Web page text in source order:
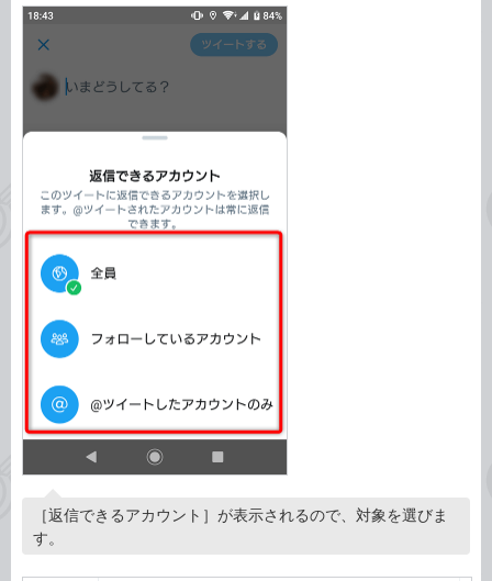
［返信できるアカウント］が表示されるので、対象を選びま
す。